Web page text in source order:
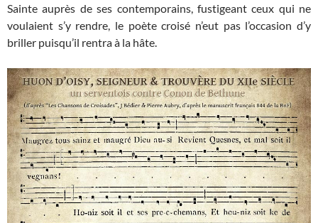
Sainte auprès de ses contemporains, fustigeant ceux qui ne
voulaient s’y rendre, le poète croisé n’eut pas l’occasion d’y
briller puisqu’il rentra à la hâte.